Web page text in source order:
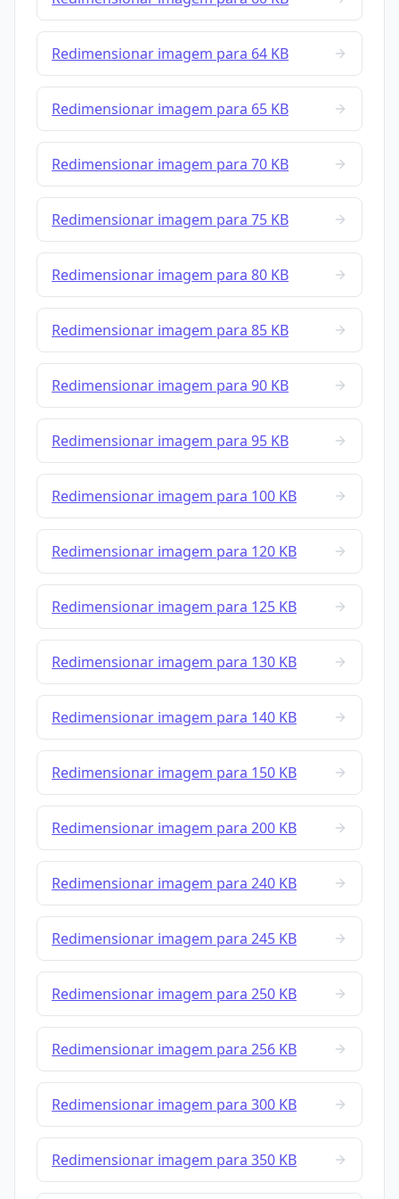
Redimensionar imagem para 64 KB
Redimensionar imagem para 65 KB
Redimensionar imagem para 70 KB
Redimensionar imagem para 75 KB
Redimensionar imagem para 80 KB
Redimensionar imagem para 85 KB
Redimensionar imagem para 90 KB
Redimensionar imagem para 95 KB
Redimensionar imagem para 100 KB
Redimensionar imagem para 120 KB
Redimensionar imagem para 125 KB
Redimensionar imagem para 130 KB
Redimensionar imagem para 140 KB
Redimensionar imagem para 150 KB
Redimensionar imagem para 200 KB
Redimensionar imagem para 240 KB
Redimensionar imagem para 245 KB
Redimensionar imagem para 250 KB
Redimensionar imagem para 256 KB
Redimensionar imagem para 300 KB
Redimensionar imagem para 350 KB